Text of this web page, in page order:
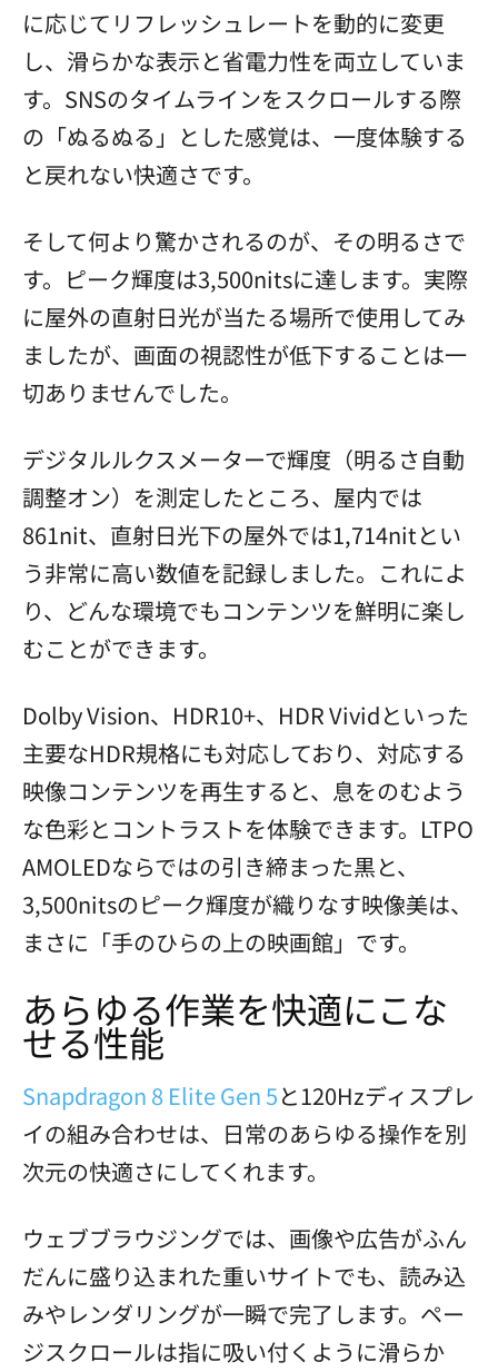
に応じてリフレッシュレートを動的に変更
し、滑らかな表示と省電力性を両立していま
す。SNSのタイムラインをスクロールする際
の「ぬるぬる」とした感覚は、一度体験する
と戻れない快適さです。
そして何より驚かされるのが、その明るさで
す。ピーク輝度は3,500nitsに達します。実際
に屋外の直射日光が当たる場所で使用してみ
ましたが、画面の視認性が低下することは一
切ありませんでした。
デジタルルクスメーターで輝度（明るさ自動
調整オン）を測定したところ、屋内では
861nit、直射日光下の屋外では1,714nitとい
う非常に高い数値を記録しました。これによ
り、どんな環境でもコンテンツを鮮明に楽し
むことができます。
Dolby Vision、HDR10+、HDR Vividといった
主要なHDR規格にも対応しており、対応する
映像コンテンツを再生すると、息をのむよう
な色彩とコントラストを体験できます。LTPO
AMOLEDならではの引き締まった黒と、
3,500nitsのピーク輝度が織りなす映像美は、
まさに「手のひらの上の映画館」です。
あらゆる作業を快適にこな
せる性能
Snapdragon 8 Elite Gen 5と120Hzディスプレ
イの組み合わせは、日常のあらゆる操作を別
次元の快適さにしてくれます。
ウェブブラウジングでは、画像や広告がふん
だんに盛り込まれた重いサイトでも、読み込
みやレンダリングが一瞬で完了します。ペー
ジスクロールは指に吸い付くように滑らか